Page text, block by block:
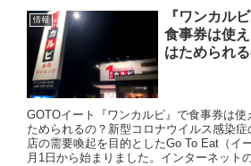
情報
『ワンカル
食事券は使
はためられ
GOTOイート『ワンカルビ』で食事券は使
ためられるの？新型コロナウイルス感染
店の需要喚起を目的としたGo To Eat（イ
月1日から始まりました。インターネット